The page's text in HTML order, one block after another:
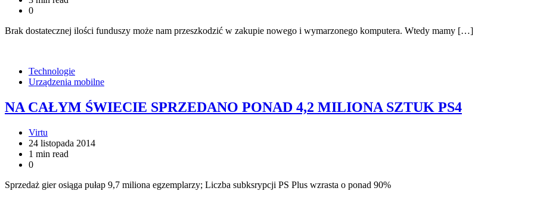
0
Brak dostatecznej ilości funduszy może nam przeszkodzić w zakupie nowego i wymarzonego komputera. Wtedy mamy […]
Technologie
Urządzenia mobilne
NA CAŁYM ŚWIECIE SPRZEDANO PONAD 4,2 MILIONA SZTUK PS4
Virtu
24 listopada 2014
1 min read
0
Sprzedaż gier osiąga pułap 9,7 miliona egzemplarzy; Liczba subksrypcji PS Plus wzrasta o ponad 90%